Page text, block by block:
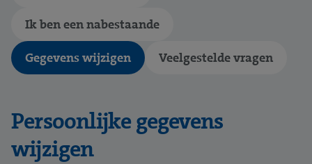
Ik ben een nabestaande
Gegevens wijzigen
Veelgestelde vragen
Persoonlijke gegevens
wijzigen